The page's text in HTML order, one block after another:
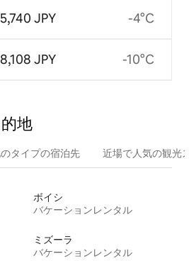
JPY
JPY
-4°C
-10°C
地
タ⁠イ⁠プ⁠の宿⁠泊⁠先 近場で人気の観光
ボイシ
バケーションレンタル
ミズーラ
バケーションレンタル